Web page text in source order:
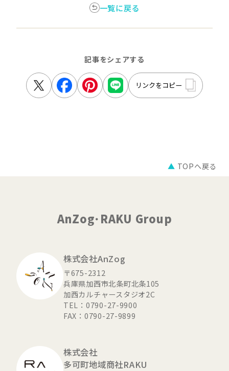
一覧に戻る
記事をシェアする
リンクをコピー
▲ TOPへ戻る
AnZog･RAKU Group
株式会社AnZog
〒675-2312
兵庫県加西市北条町北条105
加西カルチャースタジオ2C
TEL：0790-27-9900
FAX：0790-27-9899
株式会社
多可町地域商社RAKU